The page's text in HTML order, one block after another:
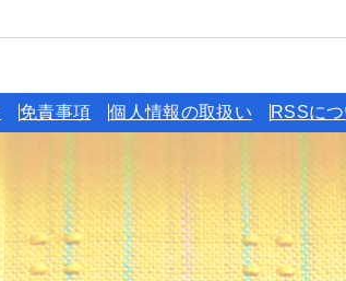
免責事項 個人情報の取扱い RSSに